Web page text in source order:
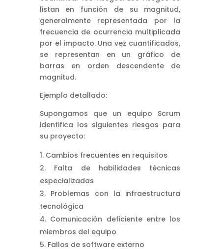
listan en función de su magnitud,
generalmente representada por la
frecuencia de ocurrencia multiplicada
por el impacto. Una vez cuantificados,
se representan en un gráfico de
barras en orden descendente de
magnitud.
Ejemplo detallado:
Supongamos que un equipo Scrum
identifica los siguientes riesgos para
su proyecto:
Cambios frecuentes en requisitos
Falta de habilidades técnicas
especializadas
Problemas con la infraestructura
tecnológica
Comunicación deficiente entre los
miembros del equipo
Fallos de software externo